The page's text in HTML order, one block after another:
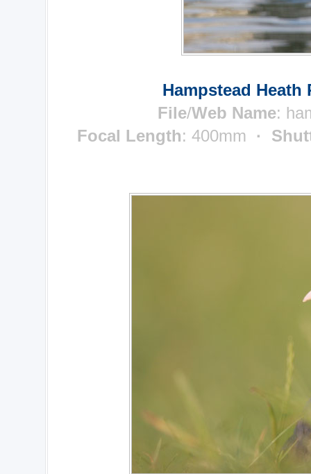
Hampstead Heath
File/Web Name:
Focal Length: 400mm ·